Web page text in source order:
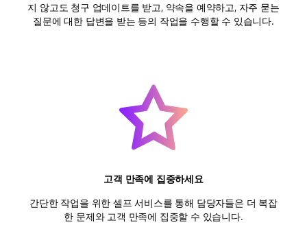
지 않고도 청구 업데이트를 받고, 약속을 예약하고, 자주 묻는
질문에 대한 답변을 받는 등의 작업을 수행할 수 있습니다.
고객 만족에 집중하세요
간단한 작업을 위한 셀프 서비스를 통해 담당자들은 더 복잡
한 문제와 고객 만족에 집중할 수 있습니다.